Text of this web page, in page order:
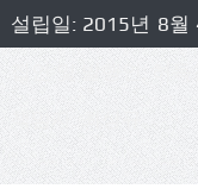
설립일: 2015년 8
집인 및 발행인: 허
책임자: 최상규